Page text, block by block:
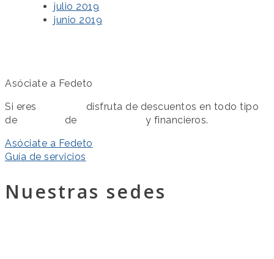
julio 2019
junio 2019
Asóciate a Fedeto
Si eres
disfruta de descuentos en todo tipo
de
de
y financieros.
Asóciate a Fedeto
Guía de servicios
Nuestras sedes